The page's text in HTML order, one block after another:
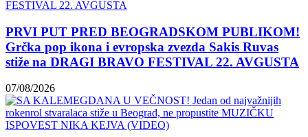
PRVI PUT PRED BEOGRADSKOM PUBLIKOM!
Grčka pop ikona i evropska zvezda Sakis Ruvas
stiže na DRAGI BRAVO FESTIVAL 22. AVGUSTA
07/08/2026